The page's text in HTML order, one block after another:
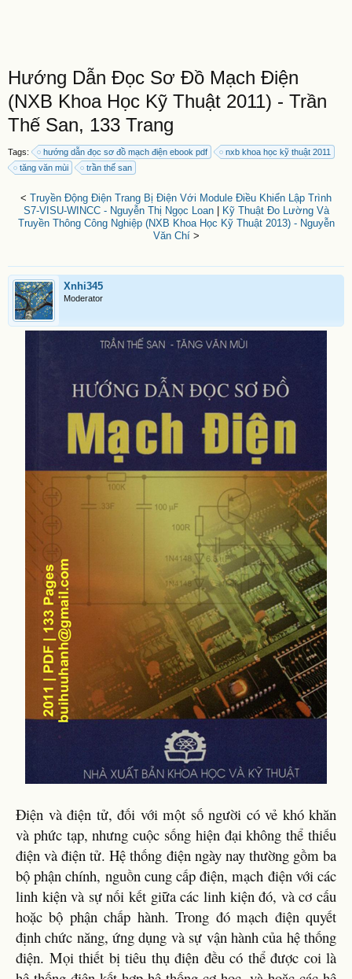
Hướng Dẫn Đọc Sơ Đồ Mạch Điện
(NXB Khoa Học Kỹ Thuật 2011) - Trần
Thế San, 133 Trang
Tags: hướng dẫn đọc sơ đồ mạch điện ebook pdf
nxb khoa học kỹ thuật 2011
tăng văn mùi
trần thế san
< Truyền Động Điện Trang Bị Điện Với Module Điều Khiển Lập Trình
S7-VISU-WINCC - Nguyễn Thị Ngọc Loan|
Kỹ Thuật Đo Lường Và
Truyền Thông Công Nghiệp (NXB Khoa Học Kỹ Thuật 2013) - Nguyễn
Văn Chí>
Xnhi345
Moderator
Điện và điện tử, đối với một số người có vẻ khó khăn
và phức tạp, nhưng cuộc sống hiện đại không thể thiếu
điện và điện tử. Hệ thống điện ngày nay thường gồm ba
bộ phận chính, nguồn cung cấp điện, mạch điện với các
linh kiện và sự nối kết giữa các linh kiện đó, và cơ cấu
hoặc bộ phận chấp hành. Trong đó mạch điện quyết
định chức năng, ứng dụng và sự vận hành của hệ thống
điện. Mọi thiết bị tiêu thụ điện đều có thể được coi là